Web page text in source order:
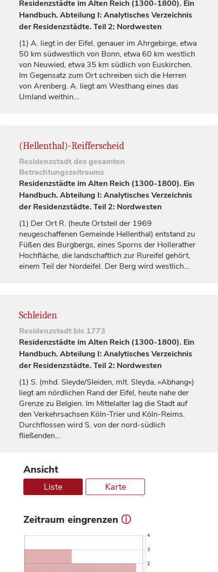
Residenzstädte im Alten Reich (1300-1800). Ein
Handbuch. Abteilung I: Analytisches Verzeichnis
der Residenzstädte. Teil 2: Nordwesten
(1) A. liegt in der Eifel, genauer im Ahrgebirge, etwa
50 km südwestlich von Bonn, etwa 60 km westlich
von Neuwied, etwa 35 km südlich von Euskirchen.
Im Gegensatz zum Ort schreiben sich die Herren
von Arenberg. A. liegt am Westhang eines das
Umland weithin…
(Hellenthal)-Reifferscheid
Residenzstadtdes gesamten
Betrachtungszeitraums
Residenzstädte im Alten Reich (1300-1800). Ein
Handbuch. Abteilung I: Analytisches Verzeichnis
der Residenzstädte. Teil 2: Nordwesten
(1) Der Ort R. (heute Ortsteil der 1969
neugeschaffenen Gemeinde Hellenthal) entstand zu
Füßen des Burgbergs, eines Sporns der Hollerather
Hochfläche, die landschaftlich zur Rureifel gehört,
einem Teil der Nordeifel. Der Berg wird westlich…
Schleiden
Residenzstadt bis 1773
Residenzstädte im Alten Reich (1300-1800). Ein
Handbuch. Abteilung I: Analytisches Verzeichnis
der Residenzstädte. Teil 2: Nordwesten
(1) S. (mhd. Sleyde/Sleiden, mlt. Sleyda, »Abhang«)
liegt am nördlichen Rand der Eifel, heute nahe der
Grenze zu Belgien. Im Mittelalter lag die Stadt auf
den Verkehrsachsen Köln-Trier und Köln-Reims.
Durchflossen wird S. von der nord-südlich
fließenden…
Ansicht
Liste Karte
Zeitraum eingrenzen ⓘ
4
2
3